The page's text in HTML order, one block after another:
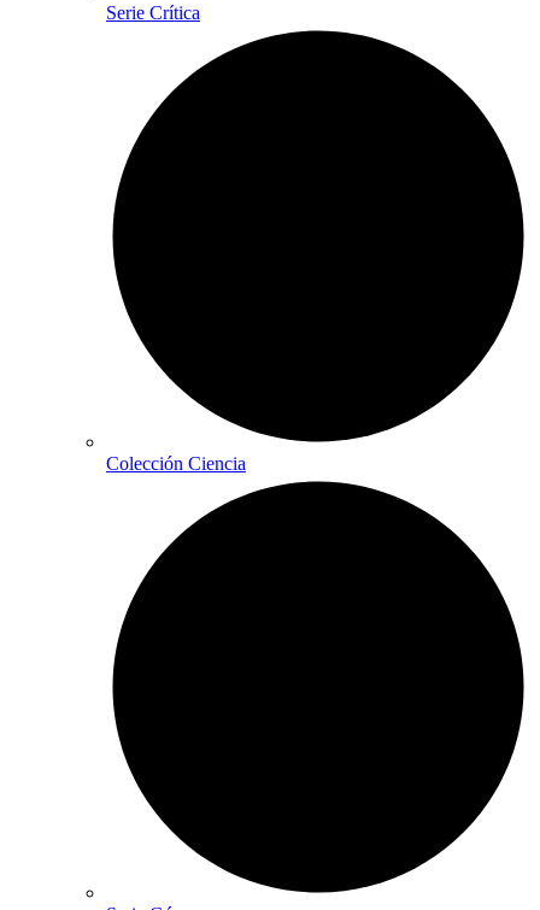
Serie Crítica
Colección Ciencia